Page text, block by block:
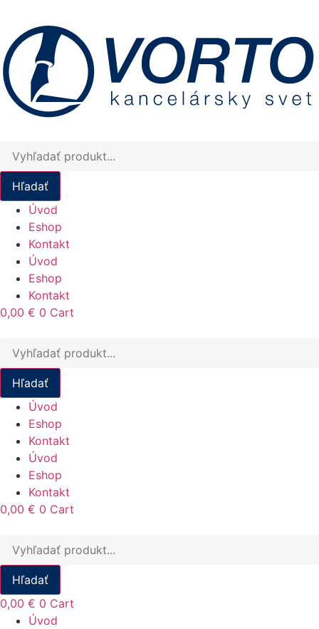
obsah
search
Hľadať
Úvod
Eshop
Kontakt
Úvod
Eshop
Kontakt
0,00 € 0 Cart
search
Hľadať
Úvod
Eshop
Kontakt
Úvod
Eshop
Kontakt
0,00 € 0 Cart
search
Hľadať
0,00 € 0 Cart
Úvod